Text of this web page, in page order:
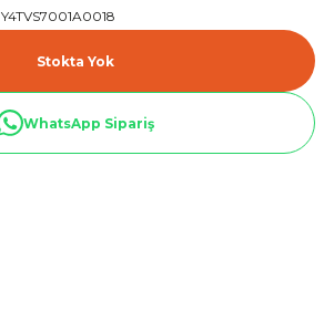
Y4TVS7001A0018
Stokta Yok
WhatsApp Sipariş